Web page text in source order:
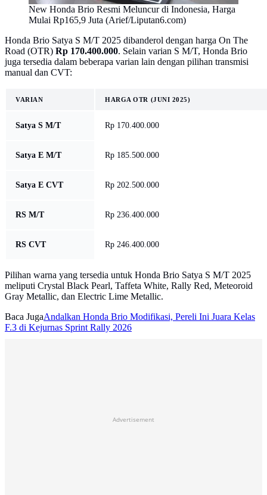
New Honda Brio Resmi Meluncur di Indonesia, Harga
Mulai Rp165,9 Juta (Arief/Liputan6.com)
Honda Brio Satya S M/T 2025 dibanderol dengan harga On The
Road (OTR) Rp 170.400.000. Selain varian S M/T, Honda Brio
juga tersedia dalam beberapa varian lain dengan pilihan transmisi
manual dan CVT:
VARIAN HARGA OTR (JUNI 2025)
Satya S M/T Rp 170.400.000
Satya E M/T Rp 185.500.000
Satya E CVT Rp 202.500.000
RS M/T Rp 236.400.000
RS CVT Rp 246.400.000
Pilihan warna yang tersedia untuk Honda Brio Satya S M/T 2025
meliputi Crystal Black Pearl, Taffeta White, Rally Red, Meteoroid
Gray Metallic, dan Electric Lime Metallic.
Baca JugaAndalkan Honda Brio Modifikasi, Pereli Ini Juara Kelas
F.3 di Kejurnas Sprint Rally 2026
Advertisement